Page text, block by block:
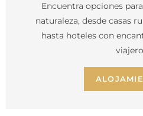
Encuentra opciones
naturaleza, desde casas
hasta hoteles con